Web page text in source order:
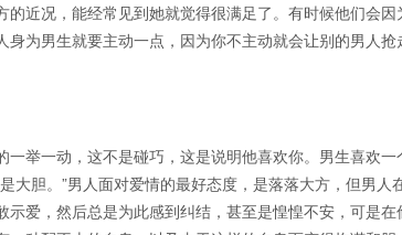
近况，能经常见到她就觉得很满足了。有时候他们会
为男生就要主动一点，因为你不主动就会让别的男人
举一动，这不是碰巧，这是说明他喜欢你。男生喜欢
大胆。”男人面对爱情的最好态度，是落落大方，但男人
爱，然后总是为此感到纠结，甚至是惶惶不安，可是